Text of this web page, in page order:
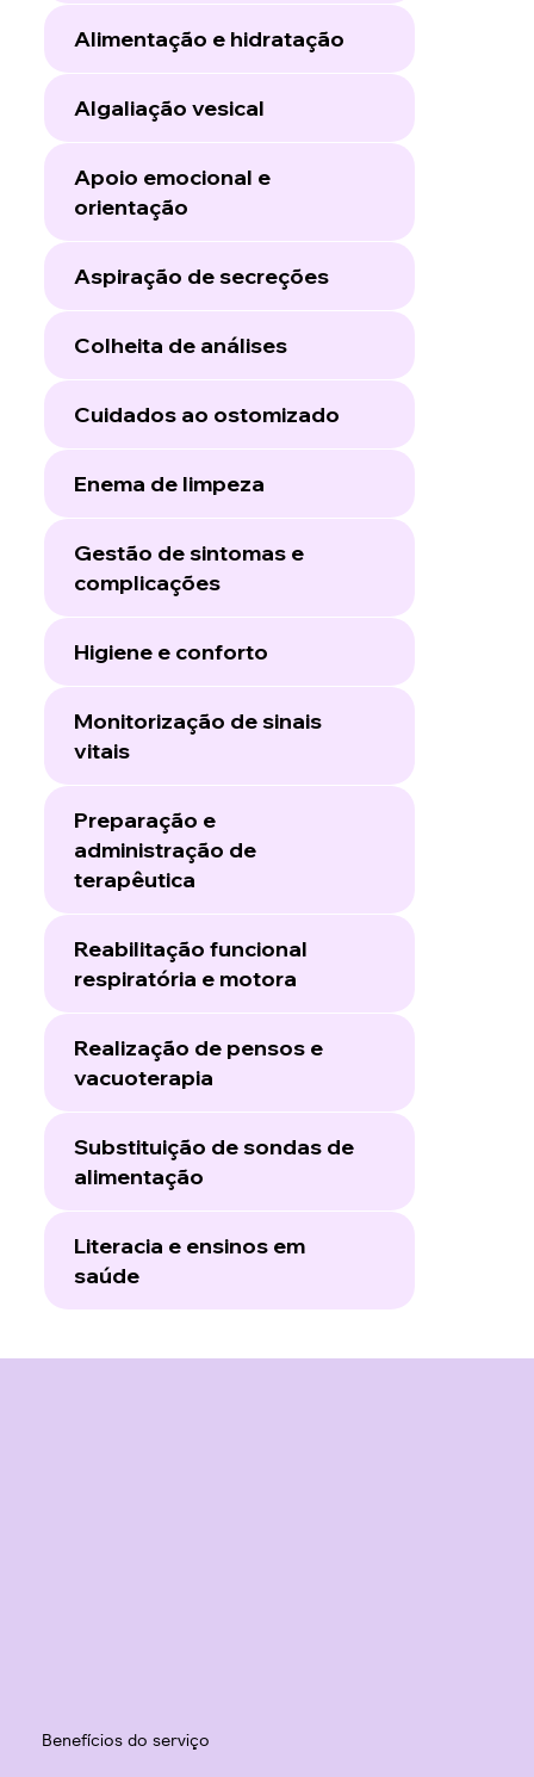
Alimentação e hidratação
Algaliação vesical
Apoio emocional e
orientação
Aspiração de secreções
Colheita de análises
Cuidados ao ostomizado
Enema de limpeza
Gestão de sintomas e
complicações
Higiene e conforto
Monitorização de sinais
vitais
Preparação e
administração de
terapêutica
Reabilitação funcional
respiratória e motora
Realização de pensos e
vacuoterapia
Substituição de sondas de
alimentação
Literacia e ensinos em
saúde
Benefícios do serviço